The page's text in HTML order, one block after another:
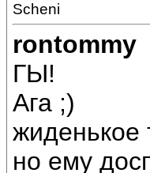
Scheni
rontommy
ГЫ!
Ага ;)
жиденькое
но ему